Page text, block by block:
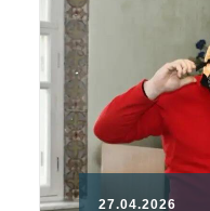
27.04.2026